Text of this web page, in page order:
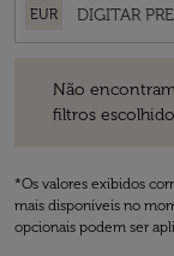
EUR
Não
filtros
*Os valores exibidos
mais disponíveis no
opcionais podem ser